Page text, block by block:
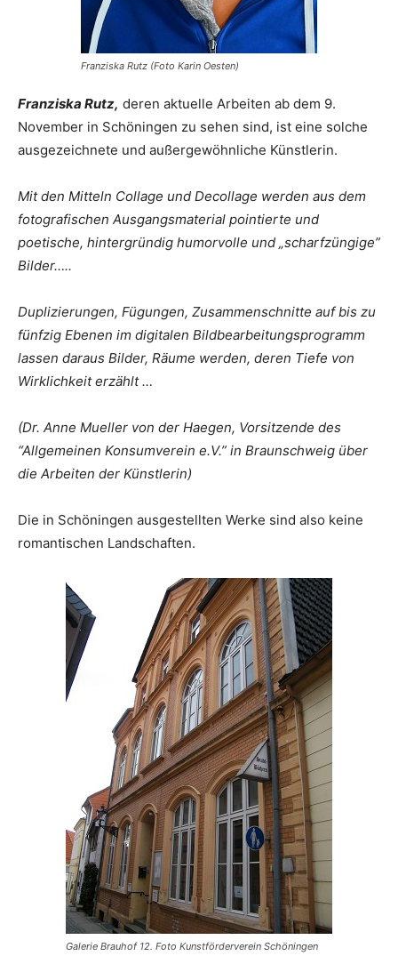
Franziska Rutz (Foto Karin Oesten)
Franziska Rutz, deren aktuelle Arbeiten ab dem 9.
November in Schöningen zu sehen sind, ist eine solche
ausgezeichnete und außergewöhnliche Künstlerin.
Mit den Mitteln Collage und Decollage werden aus dem
fotografischen Ausgangsmaterial pointierte und
poetische, hintergründig humorvolle und „scharfzüngige”
Bilder…..
Duplizierungen, Fügungen, Zusammenschnitte auf bis zu
fünfzig Ebenen im digitalen Bildbearbeitungsprogramm
lassen daraus Bilder, Räume werden, deren Tiefe von
Wirklichkeit erzählt …
(Dr. Anne Mueller von der Haegen, Vorsitzende des
“Allgemeinen Konsumverein e.V.” in Braunschweig über
die Arbeiten der Künstlerin)
Die in Schöningen ausgestellten Werke sind also keine
romantischen Landschaften.
Galerie Brauhof 12. Foto Kunstförderverein Schöningen